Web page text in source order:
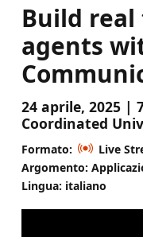
Build
agents
24 aprile, 2025 |
Coordinated
Formato:
Live
Argomento:
Lingua: italiano